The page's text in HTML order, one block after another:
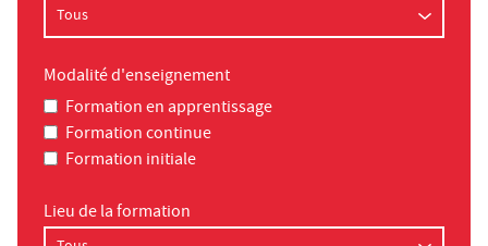
Modalité d'enseignement
Formation en apprentissage
Formation continue
Formation initiale
Lieu de la formation